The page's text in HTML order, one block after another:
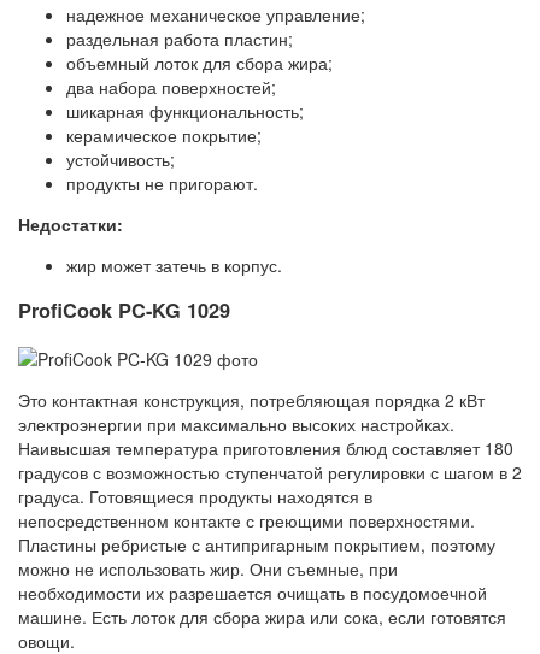
надежное механическое управление;
раздельная работа пластин;
объемный лоток для сбора жира;
два набора поверхностей;
шикарная функциональность;
керамическое покрытие;
устойчивость;
продукты не пригорают.
Недостатки:
жир может затечь в корпус.
ProfiCook PC-KG 1029
Это контактная конструкция, потребляющая порядка 2 кВт
электроэнергии при максимально высоких настройках.
Наивысшая температура приготовления блюд составляет 180
градусов с возможностью ступенчатой регулировки с шагом в 2
градуса. Готовящиеся продукты находятся в
непосредственном контакте с греющими поверхностями.
Пластины ребристые с антипригарным покрытием, поэтому
можно не использовать жир. Они съемные, при
необходимости их разрешается очищать в посудомоечной
машине. Есть лоток для сбора жира или сока, если готовятся
овощи.